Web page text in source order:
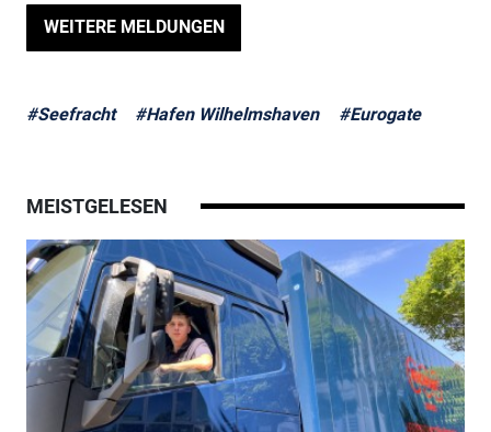
WEITERE MELDUNGEN
#Seefracht #Hafen Wilhelmshaven #Eurogate
MEISTGELESEN